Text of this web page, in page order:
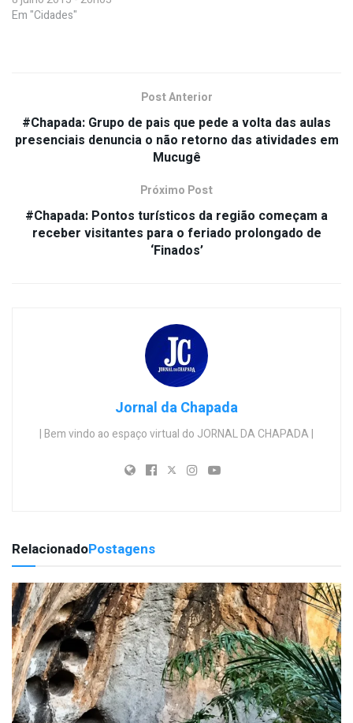
Em "Cidades"
Post Anterior
#Chapada: Grupo de pais que pede a volta das aulas
presenciais denuncia o não retorno das atividades em
Mucugê
Próximo Post
#Chapada: Pontos turísticos da região começam a
receber visitantes para o feriado prolongado de
‘Finados’
Jornal da Chapada
| Bem vindo ao espaço virtual do JORNAL DA CHAPADA |
RelacionadoPostagens